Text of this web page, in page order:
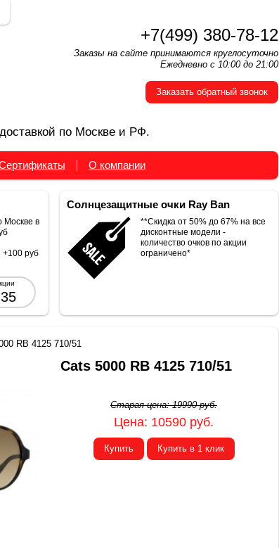
+7(499) 380-78-12
Заказы на сайте принимаются круглосуточно
Ежедневно с 10:00 до 21:00
Заказать обратный звонок
по Москве и РФ.
О компании
Москве в
руб
Солнцезащитные очки Ray Ban
**Скидка от 50% до 67% на все
дисконтные модели -
количество очков по акции
ограничено*
RB 4125 710/51
Cats 5000 RB 4125 710/51
Старая цена:19990руб.
Цена: 10590 руб.
Купить Купить в 1 клик